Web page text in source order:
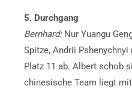
5. Durchgang
Bernhard:Nur Yuangu
Spitze, Andrii
Platz 11 ab. Albert schob
chinesische Team liegt